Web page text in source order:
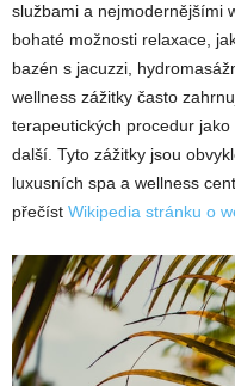
službami a nejmodernějšími
bohaté možnosti relaxace,
bazén s jacuzzi,
wellness zážitky často
terapeutických procedur
další. Tyto zážitky jsou
luxusních spa a wellness
přečíst Wikipedia stránku o